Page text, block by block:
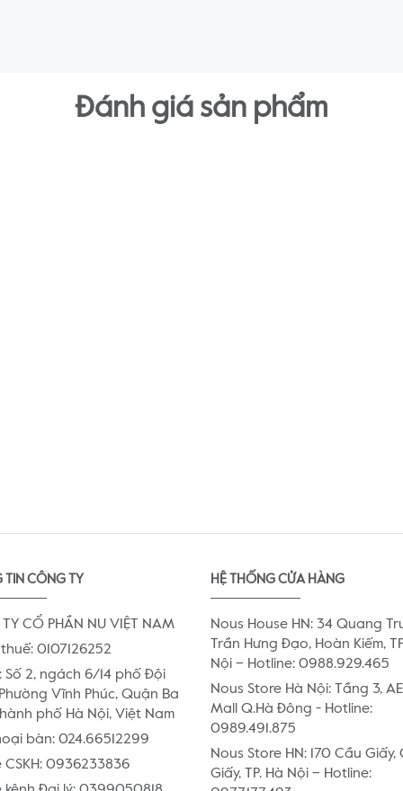
Đánh giá sản phẩm
TIN CÔNG TY
CỔ PHẦN NU VIỆT NAM
0107126252
Số 2, ngách 6/14 phố Đội
Vĩnh Phúc, Quận Ba
phố Hà Nội, Việt Nam
bàn: 024.66512299
0936233836
HỆ THỐNG CỬA HÀNG
Nous House HN: 34 Quang
Trần Hưng Đạo, Hoàn Kiếm,
Nội – Hotline: 0988.929.465
Nous Store Hà Nội: Tầng 3,
Mall Q.Hà Đông - Hotline:
0989.491.875
Nous Store HN: 170 Cầu Giấy,
Giấy, TP. Hà Nội – Hotline: